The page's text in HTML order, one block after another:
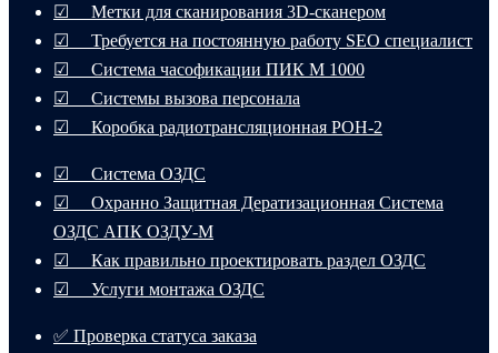
☑ Метки для сканирования 3D-сканером
☑ Требуется на постоянную работу SEO специалист
☑ Система часофикации ПИК М 1000
☑ Системы вызова персонала
☑ Коробка радиотрансляционная РОН-2
☑ Система ОЗДС
☑ Охранно Защитная Дератизационная Система
ОЗДС АПК ОЗДУ-М
☑ Как правильно проектировать раздел ОЗДС
☑ Услуги монтажа ОЗДС
✅ Проверка статуса заказа